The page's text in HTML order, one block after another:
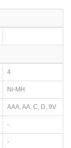
4
Ni-MH
AAA, AA, C, D, 9V
-
-